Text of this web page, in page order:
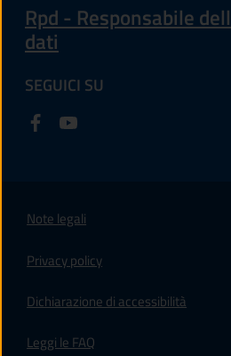
Rpd - Responsabile
dati
SEGUICI SU
Note legali
Privacy policy
Dichiarazione di accessibilità
Leggi le FAQ